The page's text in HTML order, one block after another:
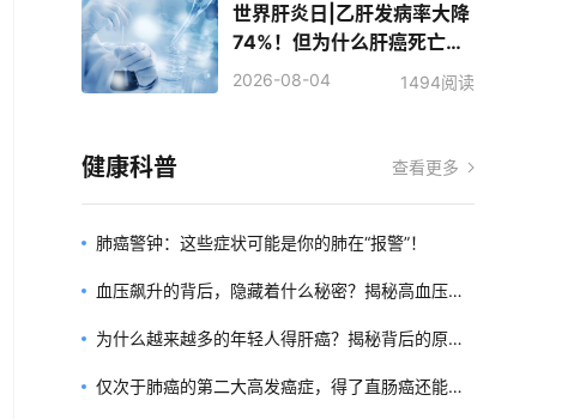
世界肝炎日|乙肝发病率大降
74%！但为什么肝癌死亡人
数反而增加了？
2026-08-04 1494阅读
健康科普 查看更多
肺癌警钟：这些症状可能是你的肺在“报警”！
血压飙升的背后，隐藏着什么秘密？揭秘高血压的
真相！
为什么越来越多的年轻人得肝癌？揭秘背后的原因
和预防方法
仅次于肺癌的第二大高发癌症，得了直肠癌还能活